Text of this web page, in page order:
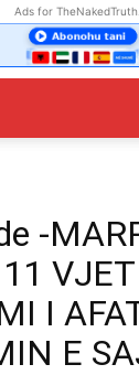
Ads for
-
11
I
E